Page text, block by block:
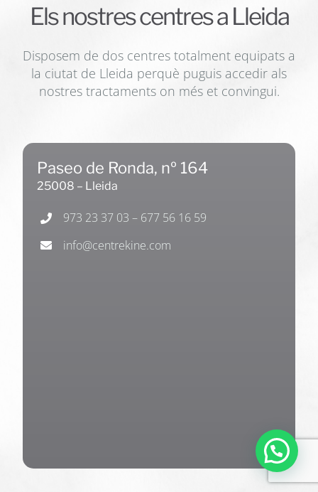
Els nostres centres a Lleida
Disposem de dos centres totalment equipats a
la ciutat de Lleida perquè puguis accedir als
nostres tractaments on més et convingui.
Paseo de Ronda, nº 164
25008 – Lleida
973 23 37 03 – 677 56 16 59
info@centrekine.com